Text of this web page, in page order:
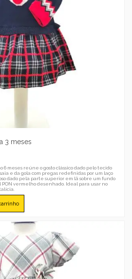
3 meses
meses reúne o gosto clássico dado pelo tecido
e da gola com pregas redefinidas por um laço
dado pela parte superior em lã sobre um fundo
PON vermelho desenhado. Ideal para usar no